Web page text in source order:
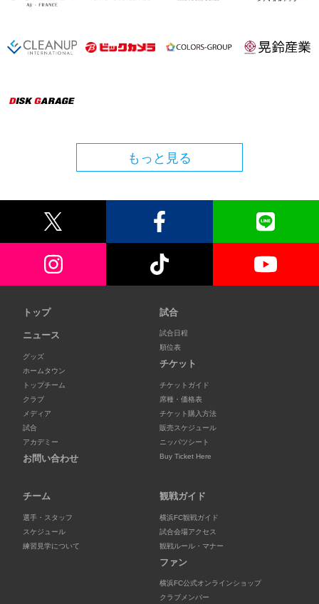
もっと見る
トップ
ニュース
グッズ
ホームタウン
トップチーム
クラブ
メディア
試合
アカデミー
お問い合わせ
試合
試合日程
順位表
チケット
チケットガイド
席種・価格表
チケット購入方法
販売スケジュール
ニッパツシート
Buy Ticket Here
チーム
選手・スタッフ
スケジュール
練習見学について
観戦ガイド
横浜FC観戦ガイド
試合会場アクセス
観戦ルール・マナー
ファン
横浜FC公式オンラインショップ
クラブメンバー